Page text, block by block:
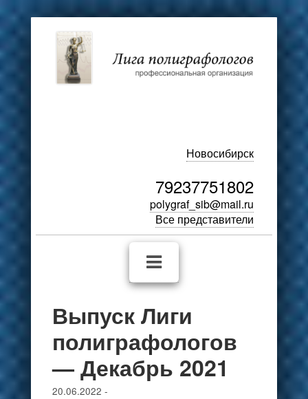
Новосибирск
79237751802
polygraf_sib@mail.ru
Все представители
Выпуск Лиги
полиграфологов
— Декабрь 2021
20.06.2022 -